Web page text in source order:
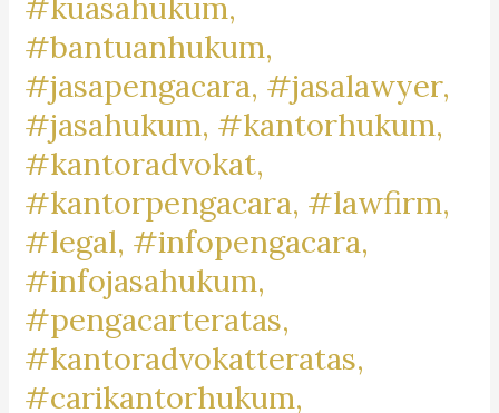
Supriatna., S.H., M.Hum.
–
A
Marpaung,
S.H.
M.H.
&
#bantuanhukum,
#jasapengacara, #jasalawyer,
#jasahukum, #kantorhukum,
#kantoradvokat,
#kantorpengacara, #lawfirm,
#legal, #infopengacara,
#infojasahukum,
#pengacarteratas,
#kantoradvokatteratas,
#carikantorhukum,